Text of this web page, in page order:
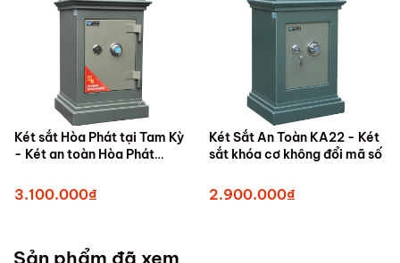
Két sắt Hòa Phát tại Tam Kỳ
- Két an toàn Hòa Phát
3.100.000₫
Két Sắt An Toàn KA22 - Két
sắt khóa cơ không đổi mã số
2.900.000₫
Sản phẩm đã xem